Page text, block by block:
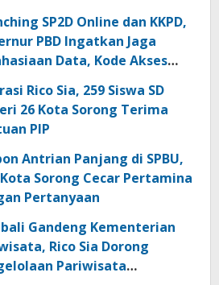
SP2D Online dan KKPD,
PBD Ingatkan Jaga
Data, Kode Akses
Rico Sia, 259 Siswa SD
26 Kota Sorong Terima
PIP
Antrian Panjang di SPBU,
Kota Sorong Cecar Pertamina
Pertanyaan
Gandeng Kementerian
Rico Sia Dorong
Pariwisata